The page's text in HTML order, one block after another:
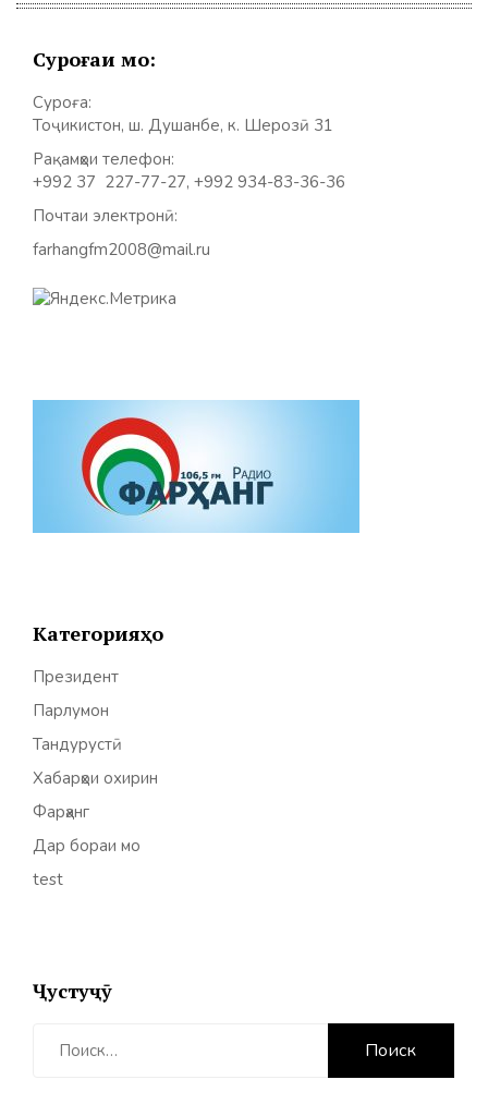
Суроғаи мо:
Суроға:
Тоҷикистон, ш. Душанбе, к. Шерозӣ 31
Рақамҳои телефон:
+992 37 227-77-27, +992 934-83-36-36
Почтаи электронӣ:
farhangfm2008@mail.ru
Категорияҳо
Президент
Парлумон
Тандурустӣ
Хабарҳои охирин
Фарҳанг
Дар бораи мо
test
Ҷустуҷӯ